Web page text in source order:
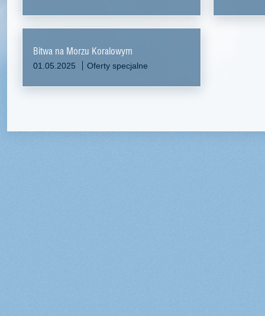
Bitwa na Morzu Koralowym
01.05.2025 Oferty specjalne